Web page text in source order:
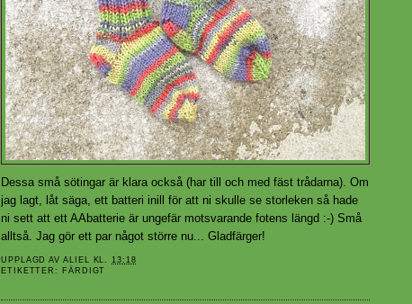
Dessa små sötingar är klara också (har till och med fäst trådarna). Om
jag lagt, låt säga, ett batteri inill för att ni skulle se storleken så hade
ni sett att ett AAbatterie är ungefär motsvarande fotens längd :-) Små
alltså. Jag gör ett par något större nu... Gladfärger!
UPPLAGD AVALIEL KL. 13:18
ETIKETTER: FÄRDIGT